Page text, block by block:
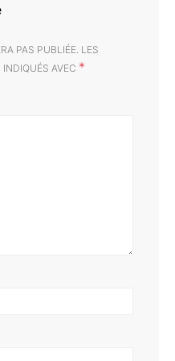
PAS PUBLIÉE. LES
AVEC *